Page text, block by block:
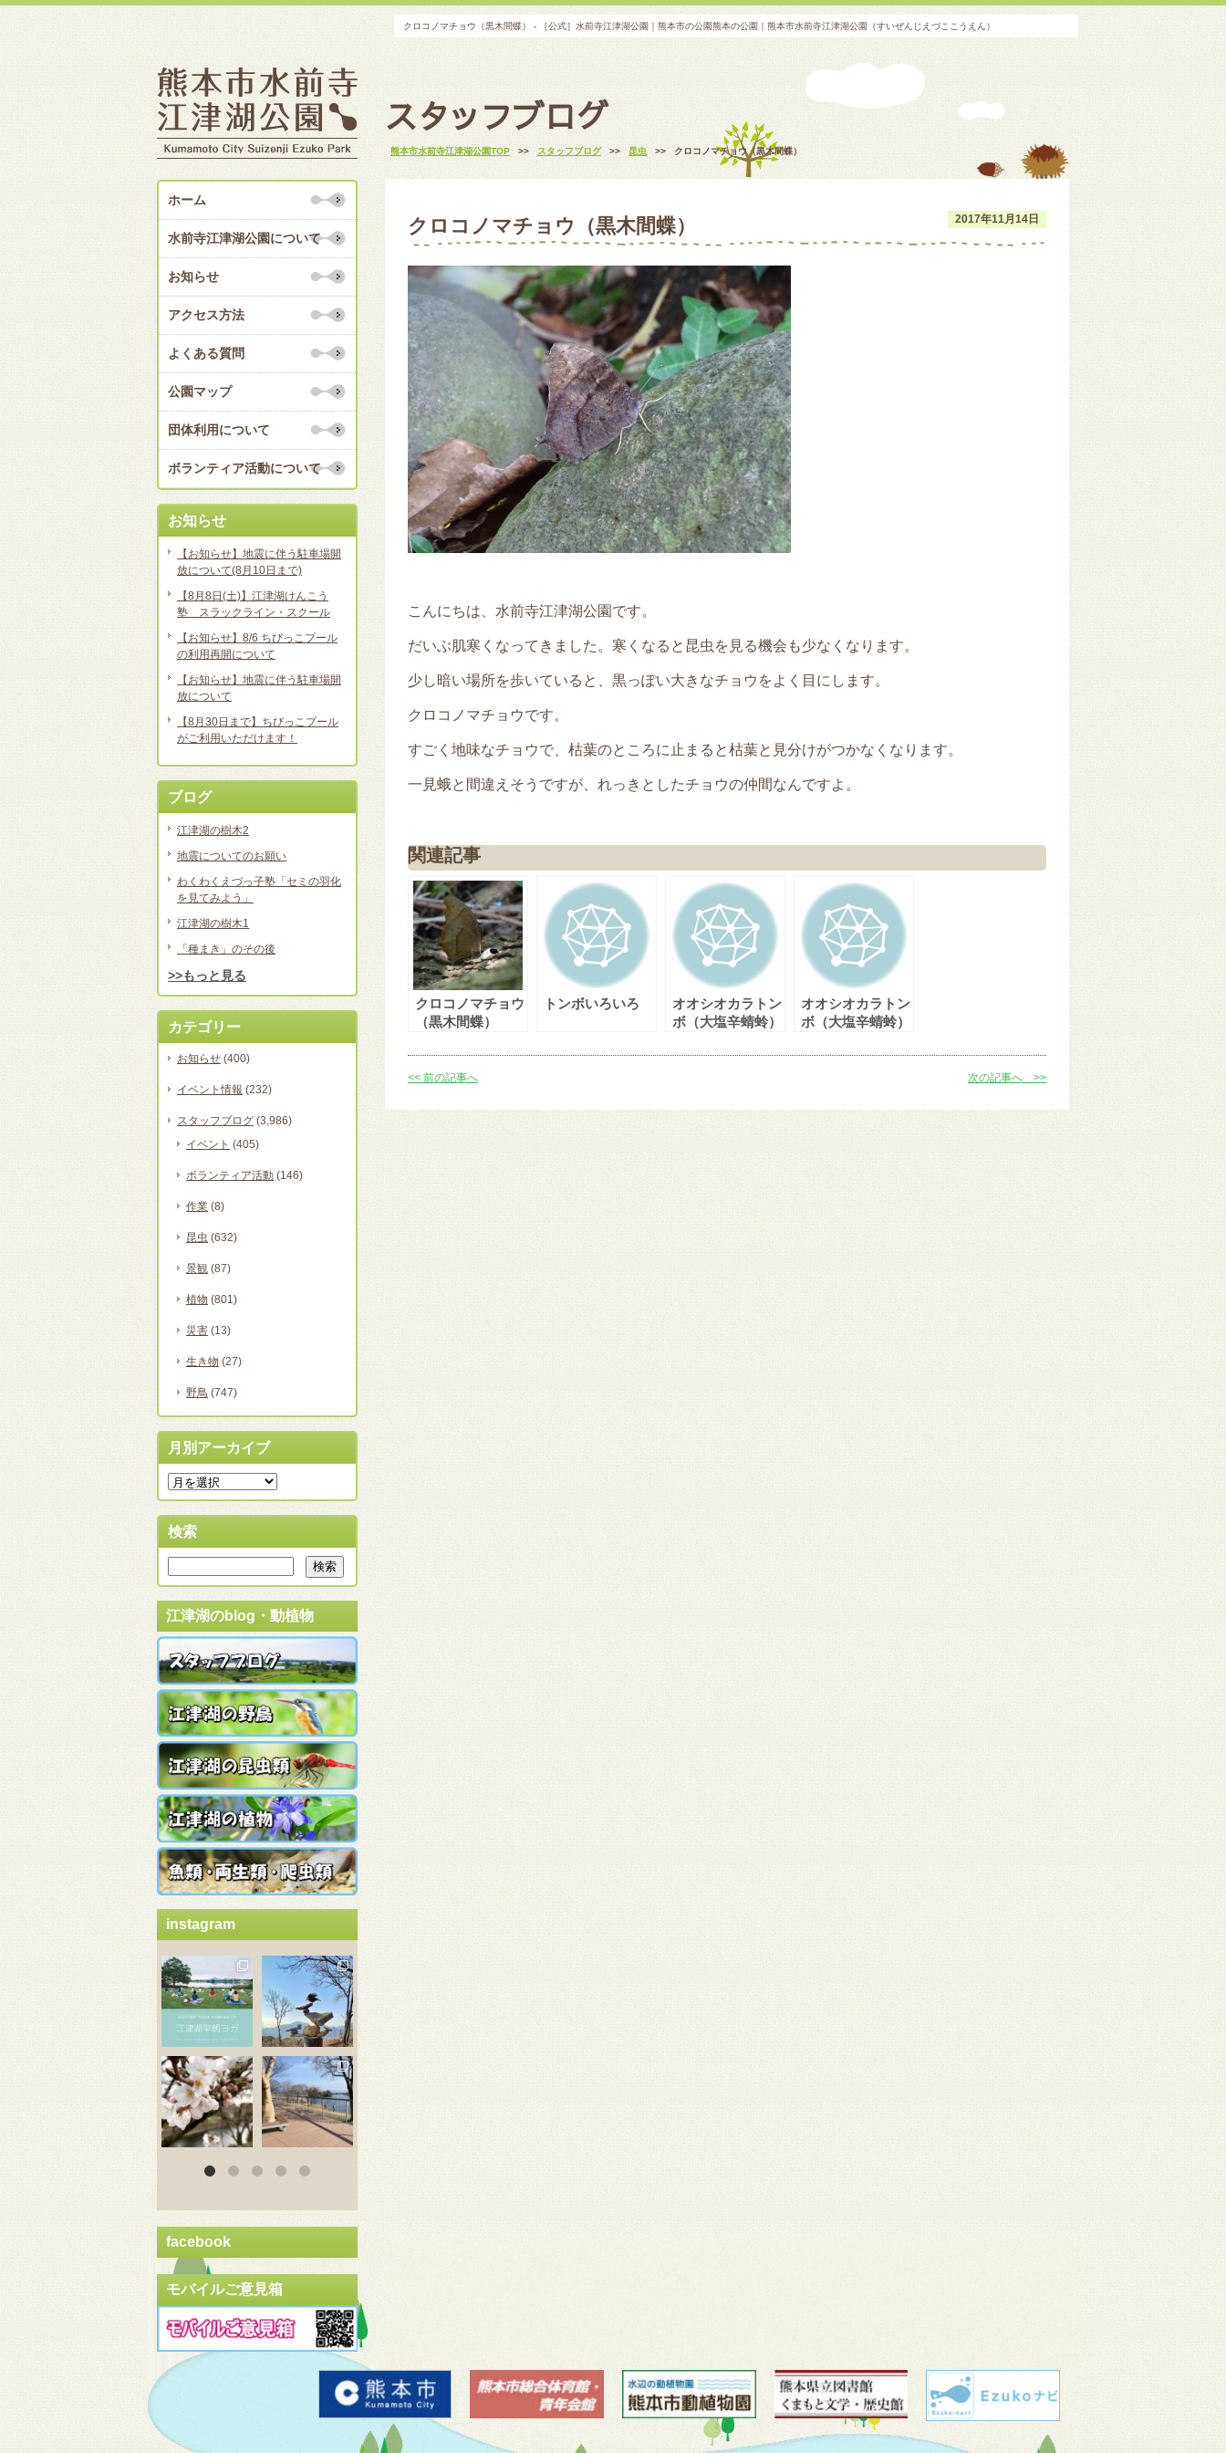
クロコノマチョウ（黒木間蝶） - ［公式］水前寺江津湖公園｜熊本市の公園熊本の公園｜熊本市水前寺江津湖公園（すいぜんじえづここうえん）
スタッフブログ
熊本市水前寺江津湖公園TOP >> スタッフブログ >> 昆虫 >> クロコノマチョウ（黒木間蝶）
2017年11月14日
クロコノマチョウ（黒木間蝶）
こんにちは、水前寺江津湖公園です。
だいぶ肌寒くなってきました。寒くなると昆虫を見る機会も少なくなります。
少し暗い場所を歩いていると、黒っぽい大きなチョウをよく目にします。
クロコノマチョウです。
すごく地味なチョウで、枯葉のところに止まると枯葉と見分けがつかなくなります。
一見蛾と間違えそうですが、れっきとしたチョウの仲間なんですよ。
関連記事
クロコノマチョウ
（黒木間蝶）
トンボいろいろ
オオシオカラトン
ボ（大塩辛蜻蛉）
オオシオカラトン
ボ（大塩辛蜻蛉）
<< 前の記事へ 次の記事へ >>
ホーム
水前寺江津湖公園について
お知らせ
アクセス方法
よくある質問
公園マップ
団体利用について
ボランティア活動について
お知らせ
【お知らせ】地震に伴う駐車場開
放について(8月10日まで)
【8月8日(土)】江津湖けんこう
塾 スラックライン・スクール
【お知らせ】8/6 ちびっこプール
の利用再開について
【お知らせ】地震に伴う駐車場開
放について
【8月30日まで】ちびっこプール
がご利用いただけます！
ブログ
江津湖の樹木2
地震についてのお願い
わくわくえづっ子塾「セミの羽化
を見てみよう」
江津湖の樹木1
「種まき」のその後
>>もっと見る
カテゴリー
お知らせ (400)
イベント情報 (232)
スタッフブログ (3,986)
イベント (405)
ボランティア活動 (146)
作業 (8)
昆虫 (632)
景観 (87)
植物 (801)
災害 (13)
生き物 (27)
野鳥 (747)
月別アーカイブ
検索
江津湖のblog・動植物
instagram
3月 20
3月 18
3月 18
facebook
モバイルご意見箱